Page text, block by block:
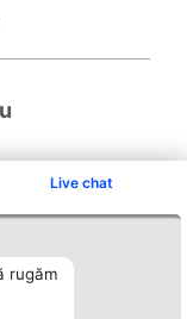
Live chat
rugăm